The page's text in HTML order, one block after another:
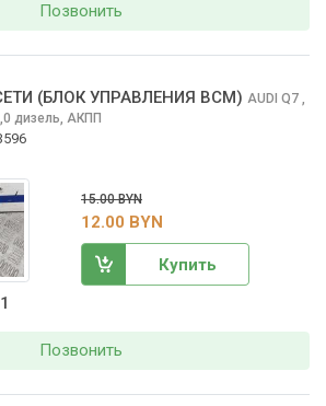
Позвонить
(БЛОК УПРАВЛЕНИЯ BCM) AUDI Q7 ,
дизель, АКПП
15.00 BYN
12.00 BYN
Купить
Позвонить